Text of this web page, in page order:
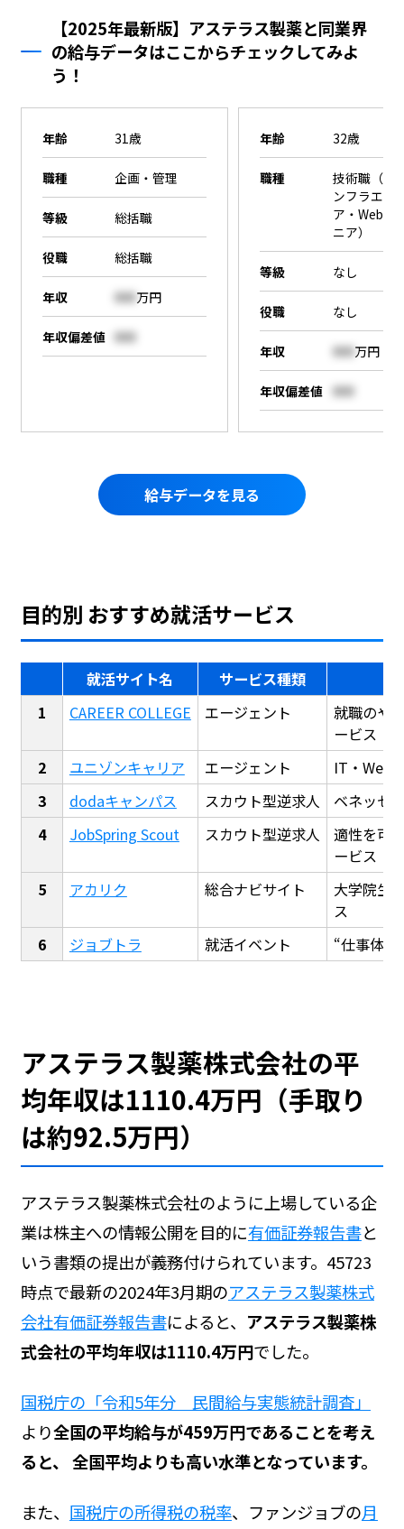
【2025年最新版】アステラス製薬と同業界
の給与データはここからチェックしてみよ
う！
年齢 31歳
職種 企画・管理
等級 総括職
役職 総括職
年収 000万円
年収偏差値 000
年齢 32歳
職種
技術職（SE
ンフラエン
ア・Webエ
ニア）
等級 なし
役職 なし
年収 000万円
年収偏差値 000
給与データを見る
目的別 おすすめ就活サービス
就活サイト名
サービス種類
CAREER COLLEGE
エージェント
就職のや
ービス
ユニゾンキャリア
エージェント
IT・Web
dodaキャンパス
スカウト型逆求人
ベネッセ
JobSpring Scout
スカウト型逆求人
適性を可
ービス
アカリク
総合ナビサイト
大学院生
ス
ジョブトラ
就活イベント “仕事体
アステラス製薬株式会社の平
均年収は1110.4万円（手取り
は約92.5万円）
アステラス製薬株式会社のように上場している企
業は株主への情報公開を目的に有価証券報告書と
いう書類の提出が義務付けられています。45723
時点で最新の2024年3月期のアステラス製薬株式
会社有価証券報告書によると、 アステラス製薬株
式会社の平均年収は1110.4万円でした。
国税庁の「令和5年分 民間給与実態統計調査」
より全国の平均給与が459万円であることを考え
ると、 全国平均よりも高い水準となっています。
また、 国税庁の所得税の税率、ファンジョブの月